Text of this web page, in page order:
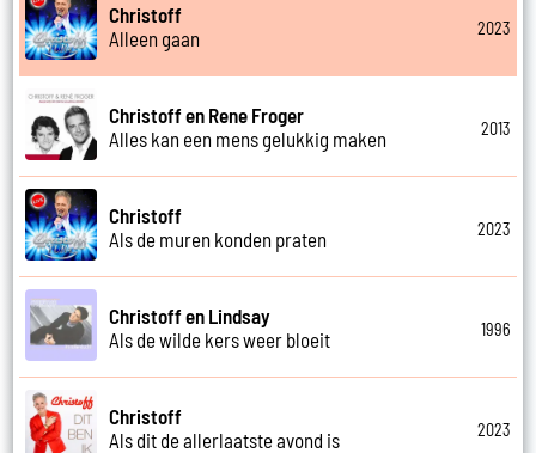
Christoff
Alleen gaan
2023
Christoff en Rene Froger
Alles kan een mens gelukkig maken
2013
Christoff
Als de muren konden praten
2023
Christoff en Lindsay
Als de wilde kers weer bloeit
1996
Christoff
Als dit de allerlaatste avond is
2023